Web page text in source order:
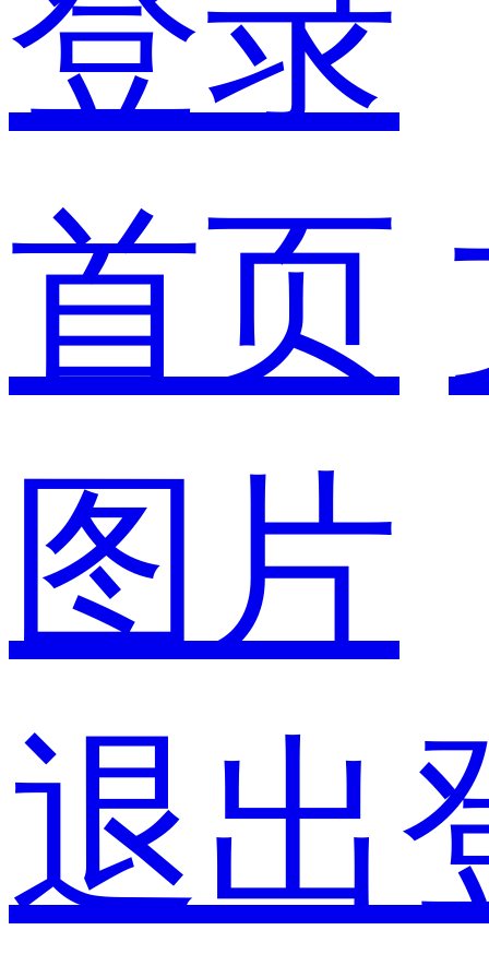
首页
图片
退出